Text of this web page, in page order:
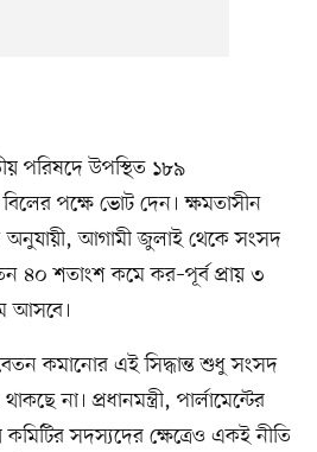
পরিষদে উপস্থিত ১৮৯
পক্ষে ভোট দেন। ক্ষমতাসীন
অনুযায়ী, আগামী জুলাই থেকে সংসদ
৪০ শতাংশ কমে কর–পূর্ব প্রায় ৩
আসবে।
কমানোর এই সিদ্ধান্ত শুধু সংসদ
না। প্রধানমন্ত্রী, পার্লামেন্টের
কমিটির সদস্যদের ক্ষেত্রেও একই নীতি